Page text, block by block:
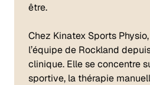
être.
Chez Kinatex Sports
l’équipe de Rockland
clinique. Elle se concentre
sportive, la thérapie